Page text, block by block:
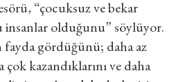
“çocuksuz ve bekar
insanlar olduğunu” söylüyor.
gördüğünü; daha az
çok kazandıklarını ve daha